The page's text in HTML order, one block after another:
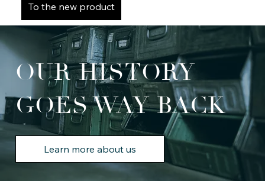
To the new product
OUR HISTORY
GOES WAY BACK
Learn more about us